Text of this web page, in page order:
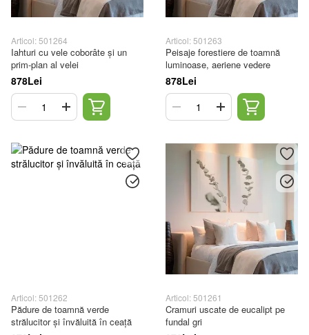
Articol: 501264
Iahturi cu vele coborâte și un
prim-plan al velei
878Lei
Articol: 501263
Peisaje forestiere de toamnă
luminoase, aeriene vedere
878Lei
Articol: 501262
Pădure de toamnă verde
strălucitor și învăluită în ceață
Articol: 501261
Cramuri uscate de eucalipt pe
fundal gri